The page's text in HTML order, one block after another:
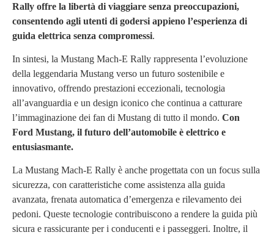
Rally offre la libertà di viaggiare senza preoccupazioni,
consentendo agli utenti di godersi appieno l’esperienza di
guida elettrica senza compromessi.
In sintesi, la Mustang Mach-E Rally rappresenta l’evoluzione
della leggendaria Mustang verso un futuro sostenibile e
innovativo, offrendo prestazioni eccezionali, tecnologia
all’avanguardia e un design iconico che continua a catturare
l’immaginazione dei fan di Mustang di tutto il mondo. Con
Ford Mustang, il futuro dell’automobile è elettrico e
entusiasmante.
La Mustang Mach-E Rally è anche progettata con un focus sulla
sicurezza, con caratteristiche come assistenza alla guida
avanzata, frenata automatica d’emergenza e rilevamento dei
pedoni. Queste tecnologie contribuiscono a rendere la guida più
sicura e rassicurante per i conducenti e i passeggeri. Inoltre, il